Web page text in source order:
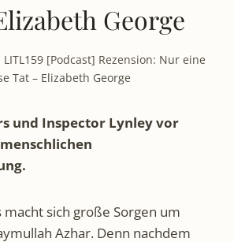
George
LITL159 [Podcast] Rezension: Nur eine
Tat – Elizabeth George
und Inspector Lynley vor
macht sich große Sorgen um
Azhar. Denn nachdem